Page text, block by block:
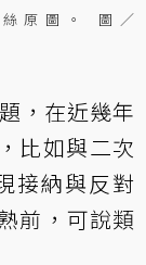
絲原圖。 圖／
，在近幾年
比如與二次
接納與反對
前，可說類